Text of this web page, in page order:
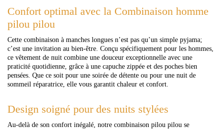
Confort optimal avec la Combinaison homme
pilou pilou
Cette combinaison à manches longues n’est pas qu’un simple pyjama;
c’est une invitation au bien-être. Conçu spécifiquement pour les hommes,
ce vêtement de nuit combine une douceur exceptionnelle avec une
praticité quotidienne, grâce à une capuche zippée et des poches bien
pensées. Que ce soit pour une soirée de détente ou pour une nuit de
sommeil réparatrice, elle vous garantit chaleur et confort.
Design soigné pour des nuits stylées
Au-delà de son confort inégalé, notre combinaison pilou pilou se